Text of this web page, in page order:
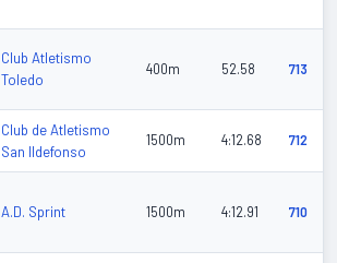
Club Atletismo
Toledo
400m 52.58 713
Club de Atletismo
San Ildefonso
1500m 4:12.68 712
A.D. Sprint 1500m 4:12.91 710